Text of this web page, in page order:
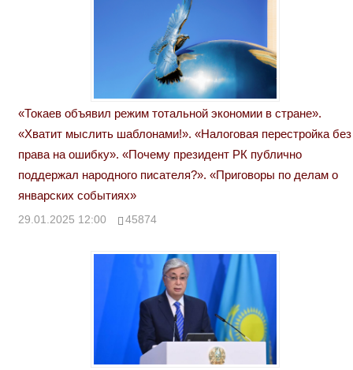
«Токаев объявил режим тотальной экономии в стране».
«Хватит мыслить шаблонами!». «Налоговая перестройка без
права на ошибку». «Почему президент РК публично
поддержал народного писателя?». «Приговоры по делам о
январских событиях»
29.01.2025 12:00 45874